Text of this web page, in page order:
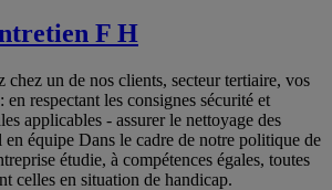
F H
chez un de nos clients, secteur tertiaire, vos
en respectant les consignes sécurité et
applicables - assurer le nettoyage des
équipe Dans le cadre de notre politique de
étudie, à compétences égales, toutes
celles en situation de handicap.